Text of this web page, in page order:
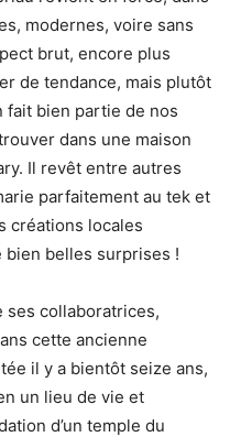
modernes, voire sans
brut, encore plus
de tendance, mais plutôt
fait bien partie de nos
dans une maison
Il revêt entre autres
parfaitement au tek et
créations locales
bien belles surprises !
ses collaboratrices,
cette ancienne
il y a bientôt seize ans,
un lieu de vie et
d’un temple du